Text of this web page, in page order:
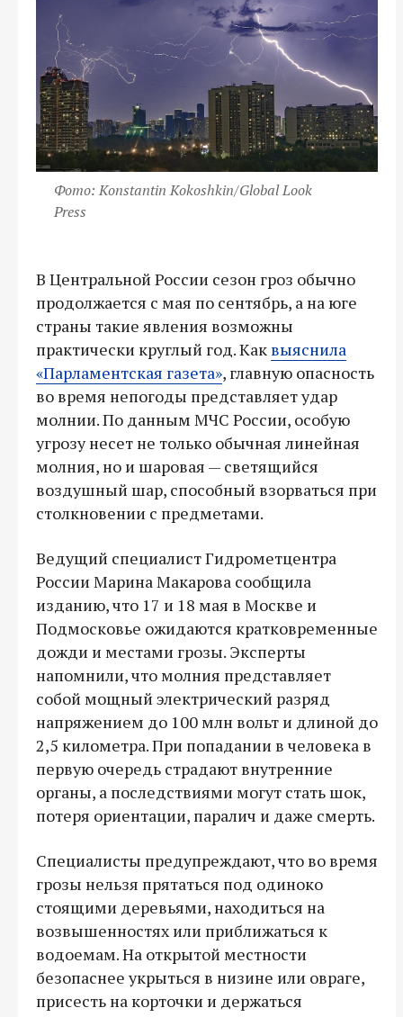
Фото: Konstantin Kokoshkin/Global Look
Press
В Центральной России сезон гроз обычно
продолжается с мая по сентябрь, а на юге
страны такие явления возможны
практически круглый год. Каквыяснила
«Парламентская газета», главную опасность
во время непогоды представляет удар
молнии. По данным МЧС России, особую
угрозу несет не только обычная линейная
молния, но и шаровая — светящийся
воздушный шар, способный взорваться при
столкновении с предметами.
Ведущий специалист Гидрометцентра
России Марина Макарова сообщила
изданию, что 17 и 18 мая в Москве и
Подмосковье ожидаются кратковременные
дожди и местами грозы. Эксперты
напомнили, что молния представляет
собой мощный электрический разряд
напряжением до 100 млн вольт и длиной до
2,5 километра. При попадании в человека в
первую очередь страдают внутренние
органы, а последствиями могут стать шок,
потеря ориентации, паралич и даже смерть.
Специалисты предупреждают, что во время
грозы нельзя прятаться под одиноко
стоящими деревьями, находиться на
возвышенностях или приближаться к
водоемам. На открытой местности
безопаснее укрыться в низине или овраге,
присесть на корточки и держаться